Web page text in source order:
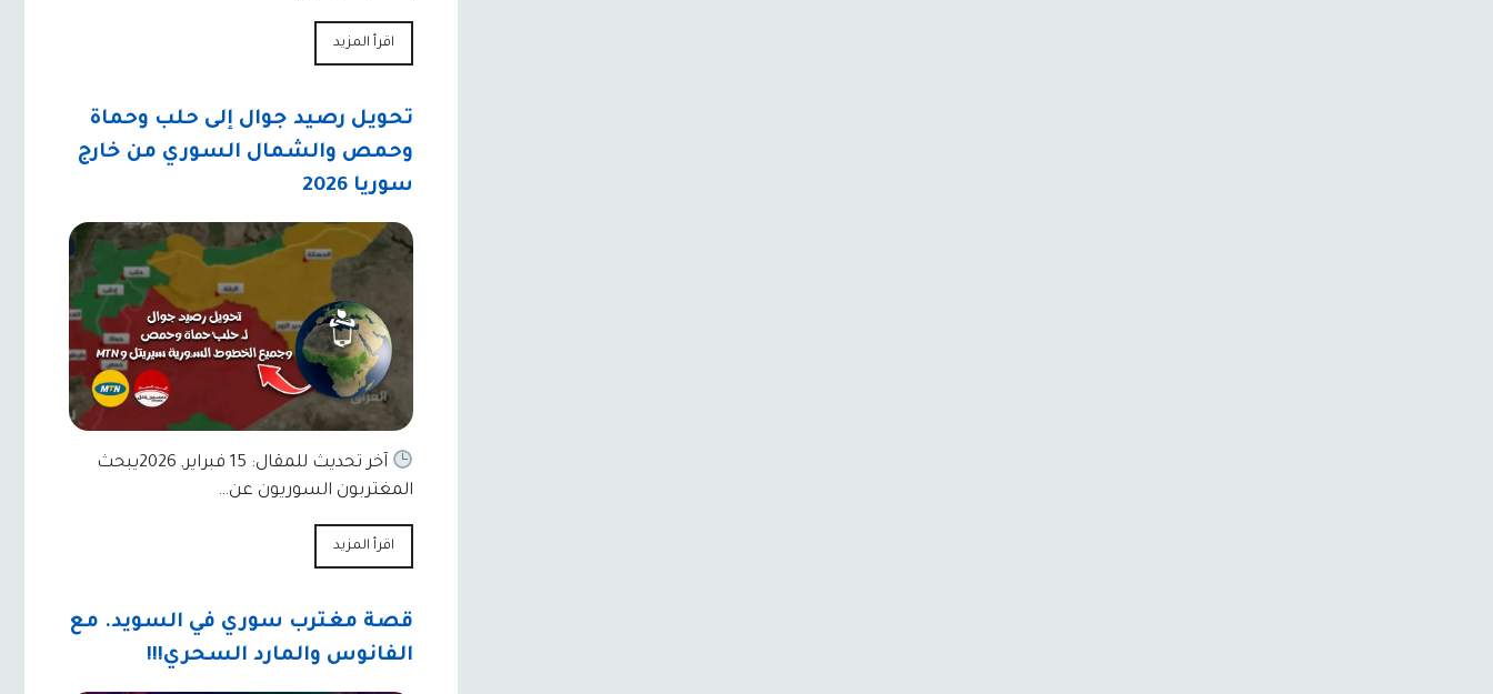
اقرأ المزيد
تحويل رصيد جوال إلى حلب وحماة
وحمص والشمال السوري من خارج
سوريا 2026
آخر تحديث للمقال: 15 فبراير, 2026يبحث
المغتربون السوريون عن…
اقرأ المزيد
قصة مغترب سوري في السويد. مع
الفانوس والمارد السحري!!!